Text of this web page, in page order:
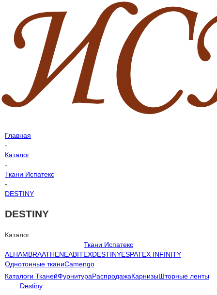
Главная
-
Каталог
-
Ткани Испатекс
-
DESTINY
DESTINY
Каталог
Ткани Испатекс
ALHAMBRAATHENEABITEXDESTINYESPATEX INFINITY
Однотонные тканиCamengo
Каталоги Тканей
Destiny
ФурнитураРаспродажаКарнизыШторные ленты